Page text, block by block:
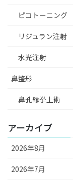
ピコトーニング
リジュラン注射
水光注射
鼻整形
鼻孔縁挙上術
アーカイブ
2026年8月
2026年7月